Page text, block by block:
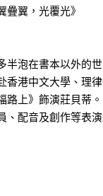
疊翼，光覆光》
半泡在書本以外的
香港中文大學、理
路上》飾演莊貝蒂
、配音及創作等表演